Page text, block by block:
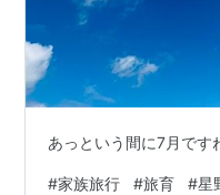
あっという間に7月です
#家族旅行 #旅育 #星